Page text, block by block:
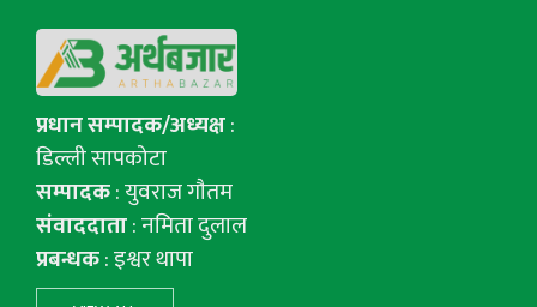
प्रधान सम्पादक/अध्यक्ष:
डिल्ली सापकोटा
सम्पादक: युवराज गाैतम
संवाददाता: नमिता दुलाल
प्रबन्धक: इश्वर थापा